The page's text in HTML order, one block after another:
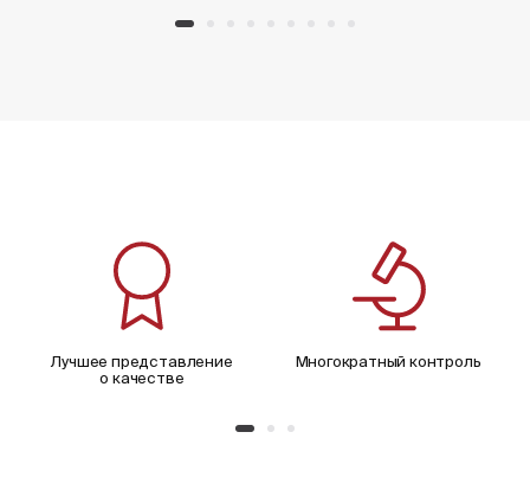
Лучшее представление
о качестве
Многократный контроль